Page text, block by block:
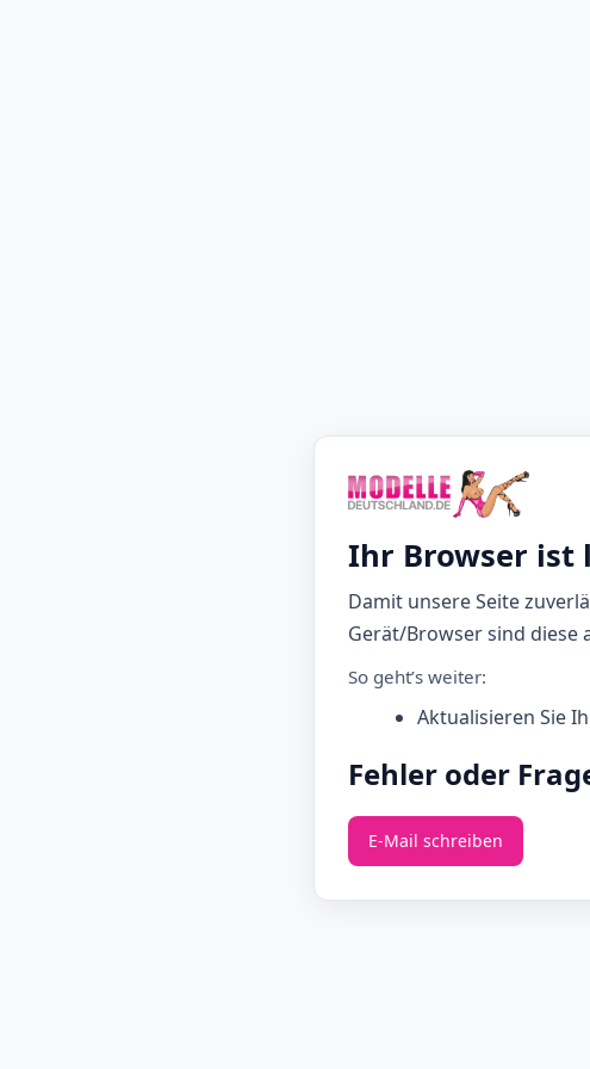
Ihr Browser ist
Damit unsere Seite
Gerät/Browser sind diese
So geht’s weiter:
Aktualisieren Sie
Fehler oder
E‑Mail schreiben